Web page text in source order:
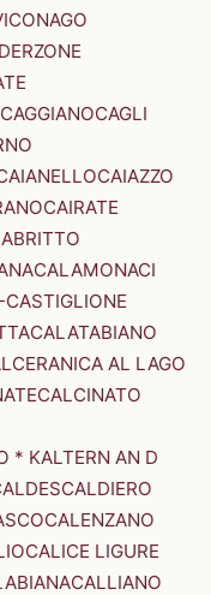
CAGGIANOCAGLI
CAIAZZO
CAIRATE
CALAMONACI
CALATABIANO
AL LAGO
CALCINATO
* KALTERN AN D
CALDIERO
CALENZANO
CALICE LIGURE
CALLIANO